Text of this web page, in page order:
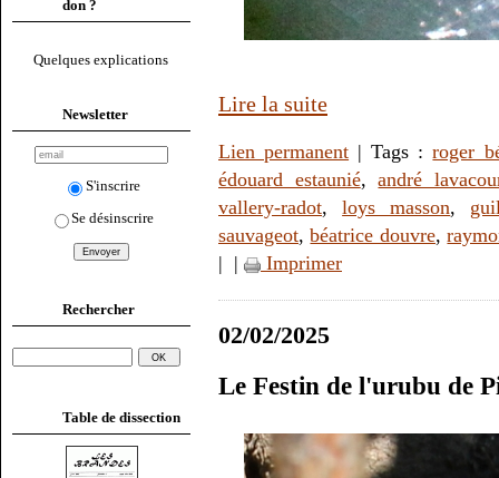
don ?
Quelques explications
Newsletter
S'inscrire
Se désinscrire
Rechercher
Table de dissection
Lire la suite
Lien permanent | Tags :roger
édouard estaunié,andré
vallery-radot,loys masson,
sauvageot,béatrice douvre,
| | Imprimer
02/02/2025
Le Festin de l'urubu de